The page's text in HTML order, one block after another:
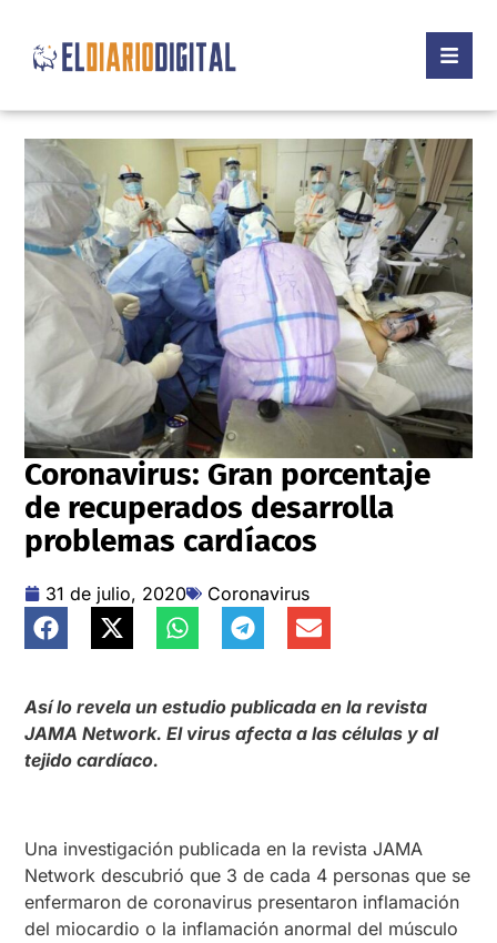
Coronavirus: Gran porcentaje
de recuperados desarrolla
problemas cardíacos
31 de julio, 2020 Coronavirus
Así lo revela un estudio publicada en la revista
JAMA Network. El virus afecta a las células y al
tejido cardíaco.
Una investigación publicada en la revista JAMA
Network descubrió que 3 de cada 4 personas que se
enfermaron de coronavirus presentaron inflamación
del miocardio o la inflamación anormal del músculo